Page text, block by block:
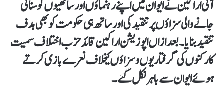
آئی اراکین نے ایوان میں اپنے رہنماؤں اور ساتھیوں کو سنائی
جانے والی سزاؤں پر تنقید کی اور ساتھ ہی حکومت کو بھی ہدف
تنقید بنایا۔ بعد ازاں اپوزیشن اراکین قائد حزب اختلاف سمیت
کارکنوں کی گرفتاریوں وسزاؤں کیخلاف نعرے بازی کرتے
ہوئے ایوان سے باہر نکل گئے۔